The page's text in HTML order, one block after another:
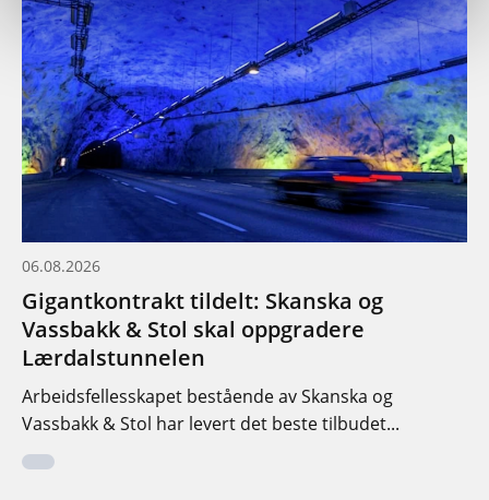
06.08.2026
Gigantkontrakt tildelt: Skanska og
Vassbakk & Stol skal oppgradere
Lærdalstunnelen
Arbeidsfellesskapet bestående av Skanska og
Vassbakk & Stol har levert det beste tilbudet...